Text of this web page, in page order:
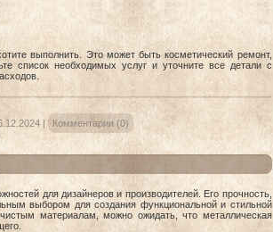
выполнить. Это может быть косметический ремонт,
список необходимых услуг и уточните все детали с
| Комментарии (0)
для дизайнеров и производителей. Его прочность,
выбором для создания функциональной и стильной
материалам, можно ожидать, что металлическая